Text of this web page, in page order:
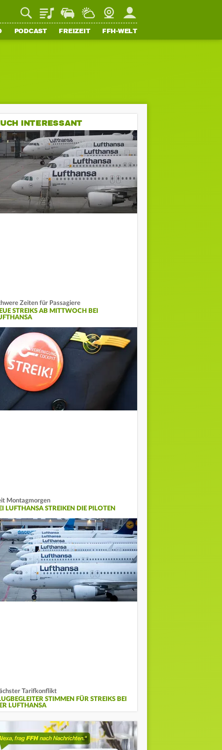
PlaylistStaupilotWetterWebcamMein FFH
PODCAST FREIZEIT FFH-WELT
INTERESSANT
Zeiten für Passagiere
STREIKS AB MITTWOCH BEI
Montagmorgen
LUFTHANSA STREIKEN DIE PILOTEN
Tarifkonflikt
STIMMEN FÜR STREIKS BEI
LUFTHANSA